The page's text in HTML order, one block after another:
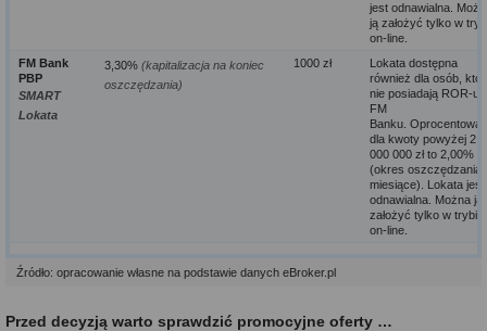
jest odnawialna.
ją założyć tylko w
on-line.
FM Bank
PBP
SMART
Lokata
3,30% (kapitalizacja na koniec
oszczędzania)
1000 zł
Lokata dostępna
również dla osób,
nie posiadają ROR-u
FM
Banku.
dla kwoty powyżej 2
000 000 zł to 2,00%
(okres oszczędzania:
miesiące). Lokata jest
odnawialna. Można ją
założyć tylko w trybie
on-line.
Źródło: opracowanie własne na podstawie danych eBroker.pl
Przed decyzją warto sprawdzić promocyjne oferty …